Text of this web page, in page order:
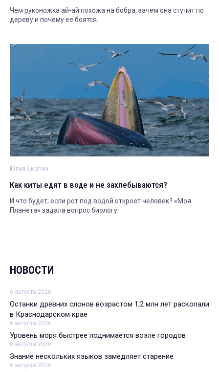
Чем руконожка ай-ай похожа на бобра, зачем она стучит по
дереву и почему ее боятся.
Юлия Скопич
Как киты едят в воде и не захлебываются?
И что будет, если рот под водой откроет человек? «Моя
Планета» задала вопрос биологу.
НОВОСТИ
6 августа 2026
Останки древних слонов возрастом 1,2 млн лет раскопали
в Краснодарском крае
6 августа 2026
Уровень моря быстрее поднимается возле городов
6 августа 2026
Знание нескольких языков замедляет старение
6 августа 2026